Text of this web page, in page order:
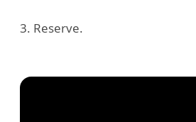
3. Reserve.